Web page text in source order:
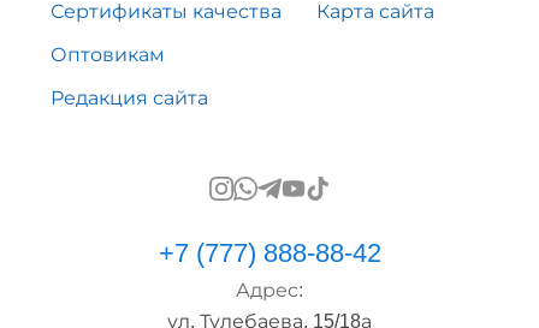
Сертификаты качества
Оптовикам
Редакция сайта
Карта сайта
+7 (777) 888-88-42
Адрес:
ул. Тулебаева, 15/18а